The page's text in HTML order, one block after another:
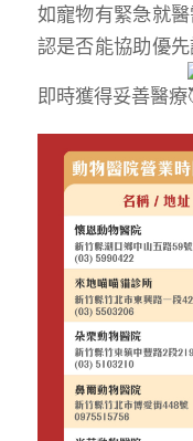
如寵物有緊急就
認是否能協助優
即時獲得妥善醫療